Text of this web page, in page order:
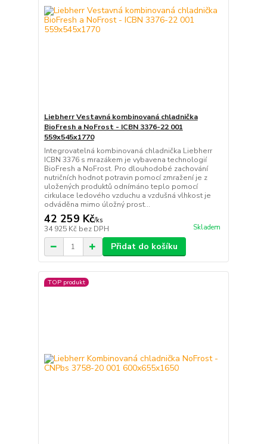
Liebherr Vestavná kombinovaná chladnička
BioFresh a NoFrost - ICBN 3376-22 001
559x545x1770
Integrovatelná kombinovaná chladnička Liebherr
ICBN 3376 s mrazákem je vybavena technologií
BioFresh a NoFrost. Pro dlouhodobé zachování
nutričních hodnot potravin pomocí zmražení je z
uložených produktů odnímáno teplo pomocí
cirkulace ledového vzduchu a vzdušná vlhkost je
odváděna mimo úložný prost...
42 259 Kč/ks
34 925 Kč bez DPH Skladem
Přidat do košíku
TOP produkt